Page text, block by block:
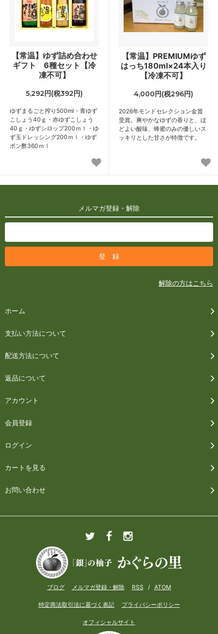
【常温】ゆず詰め合わせ
ギフト 6種セット【冷
凍不可】
5,292円(税392円)
ゆずまるごと搾り500ml・青ゆず
こしょう40ｇ・赤ゆずこしょう
40ｇ・ゆずシロップ200ｍｌ・ゆ
ず玉ドレッシング200ｍｌ・ゆず
ポン酢360ｍｌ
【常温】PREMIUMゆず
はっち180ml×24本入り
【冷凍不可】
4,000円(税296円)
2026年モンドセレクション金賞
受賞。爽やかなゆずの香りと、ほ
どよい酸味、蜂蜜のみの優しいス
ッキリとした甘さが特徴です。
メルマガ登録・解除
解除の方はこちら
ホーム
支払い方法について
配送方法について
返品について
アカウント
会員登録
ログイン
カートを見る
お問い合わせ
ブログ メルマガ登録・解除 RSS / ATOM
特定商法取引法に基づく表記 プライバシーポリシー
オフィシャルサイト